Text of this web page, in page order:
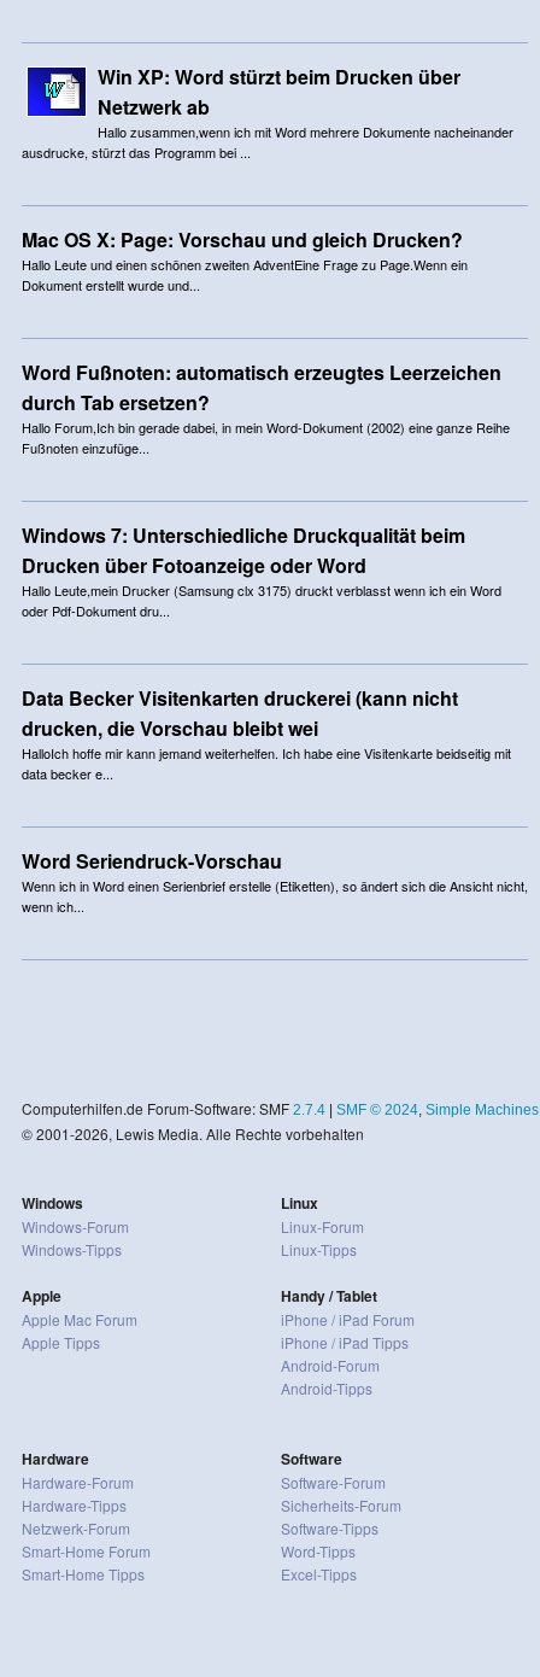
Win XP: Word stürzt beim Drucken über
Netzwerk ab
Hallo zusammen,wenn ich mit Word mehrere Dokumente nacheinander
ausdrucke, stürzt das Programm bei ...
Mac OS X: Page: Vorschau und gleich Drucken?
Hallo Leute und einen schönen zweiten AdventEine Frage zu Page.Wenn ein
Dokument erstellt wurde und...
Word Fußnoten: automatisch erzeugtes Leerzeichen
durch Tab ersetzen?
Hallo Forum,Ich bin gerade dabei, in mein Word-Dokument (2002) eine ganze Reihe
Fußnoten einzufüge...
Windows 7: Unterschiedliche Druckqualität beim
Drucken über Fotoanzeige oder Word
Hallo Leute,mein Drucker (Samsung clx 3175) druckt verblasst wenn ich ein Word
oder Pdf-Dokument dru...
Data Becker Visitenkarten druckerei (kann nicht
drucken, die Vorschau bleibt wei
HalloIch hoffe mir kann jemand weiterhelfen. Ich habe eine Visitenkarte beidseitig mit
data becker e...
Word Seriendruck-Vorschau
Wenn ich in Word einen Serienbrief erstelle (Etiketten), so ändert sich die Ansicht nicht,
wenn ich...
Computerhilfen.de Forum-Software: SMF 2.7.4| SMF © 2024, Simple Machines
© 2001-2026, Lewis Media. Alle Rechte vorbehalten
Windows
Windows-Forum
Windows-Tipps
Apple
Apple Mac Forum
Apple Tipps
Linux
Linux-Forum
Linux-Tipps
Handy / Tablet
iPhone / iPad Forum
iPhone / iPad Tipps
Android-Forum
Android-Tipps
Hardware
Hardware-Forum
Hardware-Tipps
Netzwerk-Forum
Smart-Home Forum
Smart-Home Tipps
Software
Software-Forum
Sicherheits-Forum
Software-Tipps
Word-Tipps
Excel-Tipps